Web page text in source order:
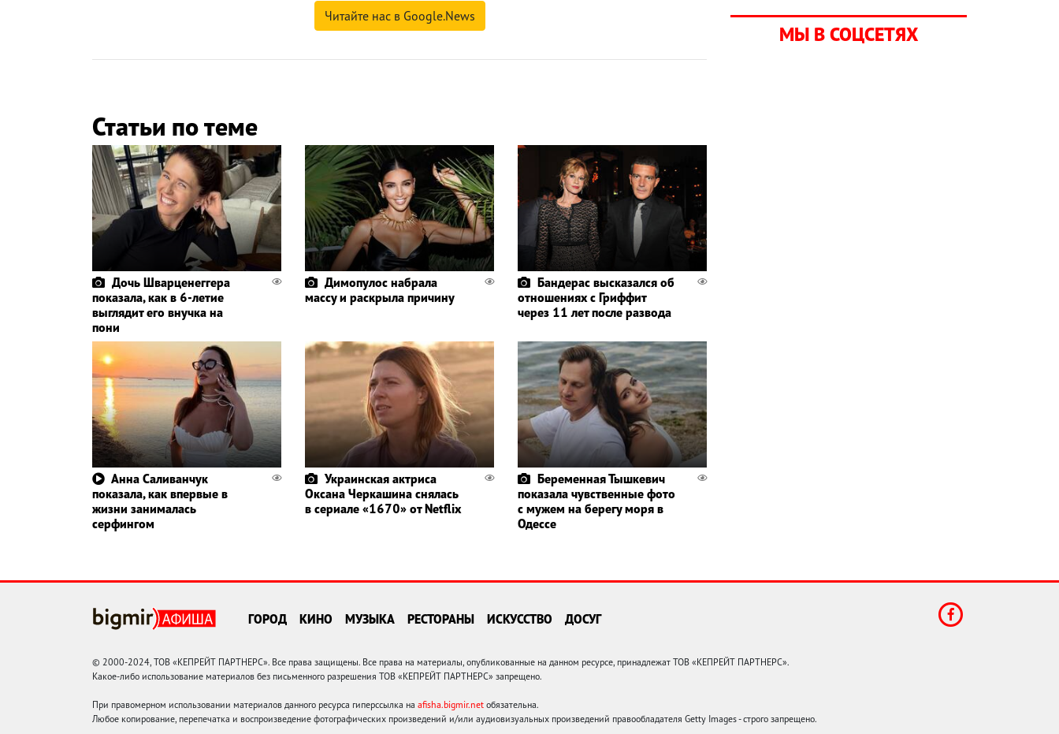
Читайте нас в Google.News
Статьи по теме
Дочь Шварценеггера
показала, как в 6-летие
выглядит его внучка на
пони
Димопулос набрала
массу и раскрыла причину
Бандерас высказался об
отношениях с Гриффит
через 11 лет после развода
Анна Саливанчук
показала, как впервые в
жизни занималась
серфингом
Украинская актриса
Оксана Черкашина снялась
в сериале «1670» от Netflix
Беременная Тышкевич
показала чувственные фото
с мужем на берегу моря в
Одессе
МЫ В СОЦСЕТЯХ
ГОРОД КИНО МУЗЫКА РЕСТОРАНЫ ИСКУССТВО ДОСУГ
© 2000-2024, ТОВ «КЕПРЕЙТ ПАРТНЕРС». Все права защищены. Все права на материалы, опубликованные на данном ресурсе, принадлежат ТОВ «КЕПРЕЙТ ПАРТНЕРС».
Какое-либо использование материалов без письменного разрешения ТОВ «КЕПРЕЙТ ПАРТНЕРС» запрещено.
При правомерном использовании материалов данного ресурса гиперссылка на afisha.bigmir.net обязательна.
Любое копирование, перепечатка и воспроизведение фотографических произведений и/или аудиовизуальных произведений правообладателя Getty Images - строго запрещено.